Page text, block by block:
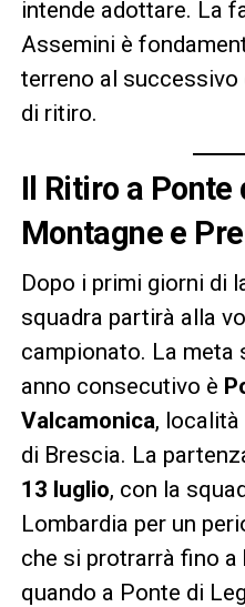
intende adottare. La
Assemini è
terreno al successivo
di ritiro.
Il Ritiro a Ponte
Montagne e
Dopo i primi giorni di
squadra partirà alla
campionato. La meta
anno consecutivo è
Valcamonica, località
di Brescia. La
13 luglio, con la
Lombardia per un
che si protrarrà fino a
quando a Ponte di